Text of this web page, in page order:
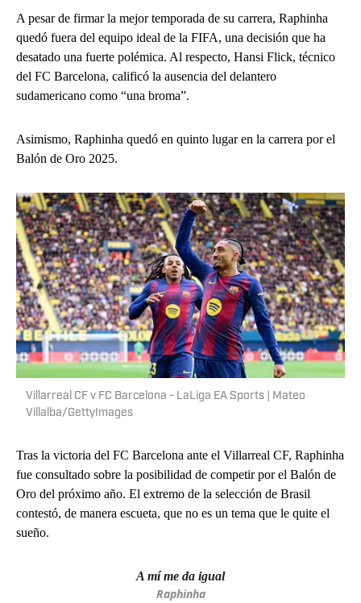
A pesar de firmar la mejor temporada de su carrera, Raphinha
quedó fuera del equipo ideal de la FIFA, una decisión que ha
desatado una fuerte polémica. Al respecto, Hansi Flick, técnico
del FC Barcelona, calificó la ausencia del delantero
sudamericano como “una broma”.
Asimismo, Raphinha quedó en quinto lugar en la carrera por el
Balón de Oro 2025.
Villarreal CF v FC Barcelona - LaLiga EA Sports | Mateo
Villalba/GettyImages
Tras la victoria del FC Barcelona ante el Villarreal CF, Raphinha
fue consultado sobre la posibilidad de competir por el Balón de
Oro del próximo año. El extremo de la selección de Brasil
contestó, de manera escueta, que no es un tema que le quite el
sueño.
A mí me da igual
Raphinha